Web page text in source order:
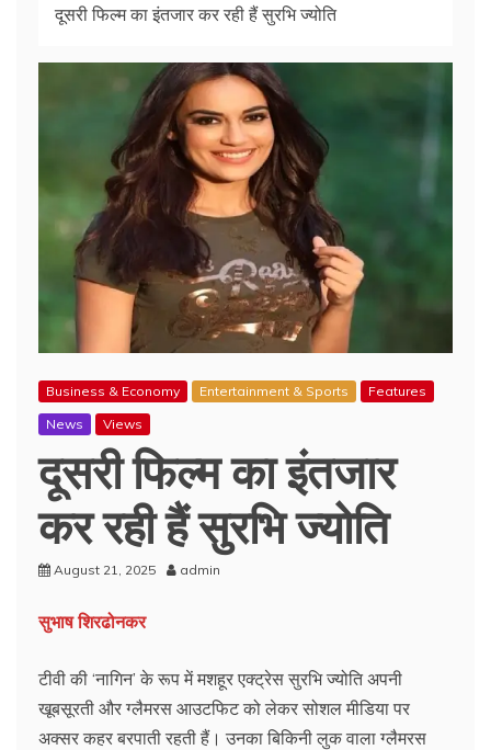
दूसरी फिल्म का इंतजार कर रही हैं सुरभि ज्योति
Business & Economy Entertainment & Sports
Features
News
Views
दूसरी फिल्म का इंतजार
कर रही हैं सुरभि ज्योति
August 21, 2025 admin
सुभाष शिरढोनकर
टीवी की ‘नागिन’ के रूप में मशहूर एक्ट्रेस सुरभि ज्योति अपनी
खूबसूरती और ग्लैमरस आउटफिट को लेकर सोशल मीडिया पर
अक्सर कहर बरपाती रहती हैं। उनका बिकिनी लुक वाला ग्लैमरस